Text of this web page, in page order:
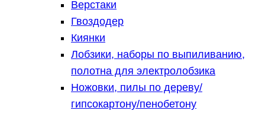
Верстаки
Гвоздодер
Киянки
Лобзики, наборы по выпиливанию,
полотна для электролобзика
Ножовки, пилы по дереву/
гипсокартону/пенобетону